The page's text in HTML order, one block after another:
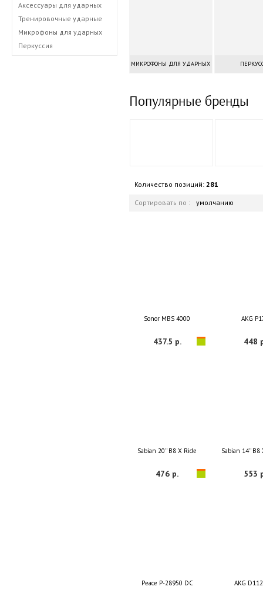
Аксессуары для ударных
Тренировочные ударные
Микрофоны для ударных
Перкуссия
МИКРОФОНЫ ДЛЯ УДАРНЫХ
Популярные бренды
Количество позиций: 281
Сортировать по : умолчанию
Sonor MBS 4000
437.5 р.
AKG
448
Sabian 20'' B8 X Ride
476 р.
Sabian 14''
553
Peace P-28950 DC AKG